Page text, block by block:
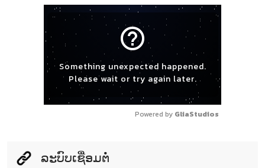
help_outline
Something unexpected happened.
Please wait or try again later.
Powered by GliaStudios
ລະບົບເຊື່ອມຕໍ່